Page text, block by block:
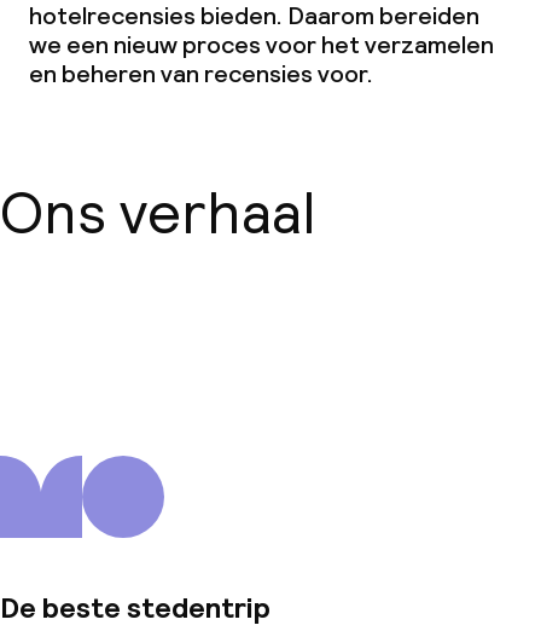
hotelrecensies bieden. Daarom bereiden
we een nieuw proces voor het verzamelen
en beheren van recensies voor.
Ons verhaal
De beste stedentrip